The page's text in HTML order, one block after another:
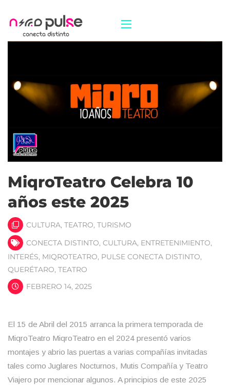
MiqroTeatro Celebra 10
años este 2025
CULTURA, TEATRO, TURISMO
CONECTA DISTINTO, CULTURA, ENTRETENIMIENTO,
INTERÉS, MIQROTEATRO, PULSE CONECTA DISTINTO,
QUERÉTARO, TEATRO
FEBRERO 14, 2025
El 15 de Abril del 2015 arranca la primera temporada de
MiqroTeatro MiqroTeatro en el 2024 presentó varios
montajes y abrio las puertas a varias compañías invitadas
tales como Juglares Nocturnos, Mutis Compañía y Teatro
Viajero por mencionar algunos. A principios de este 2025